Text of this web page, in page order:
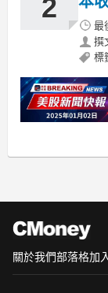
2
最
撰
標
關於我們部落格加